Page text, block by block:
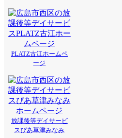
PLATZ古江ホームペ
ージ
放課後等デイサービ
スぴあ草津みなみ